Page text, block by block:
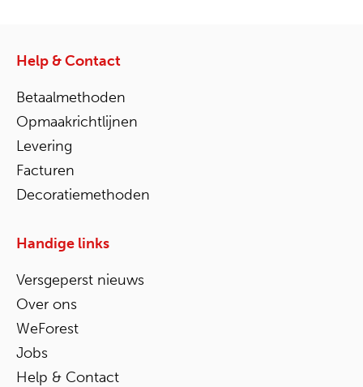
Help & Contact
Betaalmethoden
Opmaakrichtlijnen
Levering
Facturen
Decoratiemethoden
Handige links
Versgeperst nieuws
Over ons
WeForest
Jobs
Help & Contact